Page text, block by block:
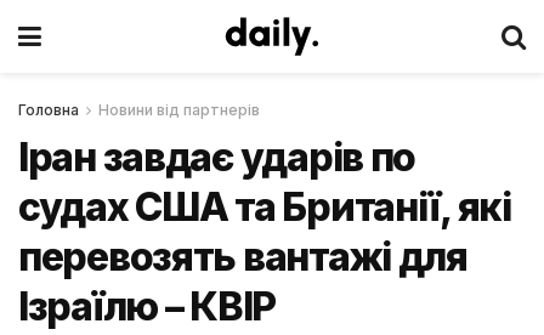
Головна Новини від партнерів
Іран завдає ударів по
судах США та Британії, які
перевозять вантажі для
Ізраїлю – КВІР